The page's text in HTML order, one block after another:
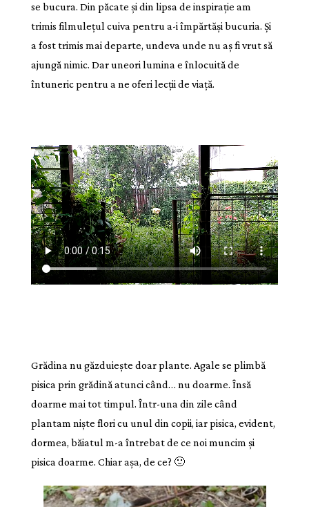
se bucura. Din păcate și din lipsa de inspirație am
trimis filmulețul cuiva pentru a-i împărtăși bucuria. Și
a fost trimis mai departe, undeva unde nu aș fi vrut să
ajungă nimic. Dar uneori lumina e înlocuită de
întuneric pentru a ne oferi lecții de viață.
Grădina nu găzduiește doar plante. Agale se plimbă
pisica prin grădină atunci când… nu doarme. Însă
doarme mai tot timpul. Într-una din zile când
plantam niște flori cu unul din copii, iar pisica, evident,
dormea, băiatul m-a întrebat de ce noi muncim și
pisica doarme. Chiar așa, de ce? 🙂